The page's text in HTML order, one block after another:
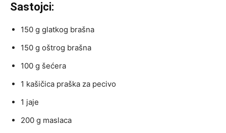
Sastojci:
150 g glatkog brašna
150 g oštrog brašna
100 g šećera
1 kašičica praška za pecivo
1 jaje
200 g maslaca